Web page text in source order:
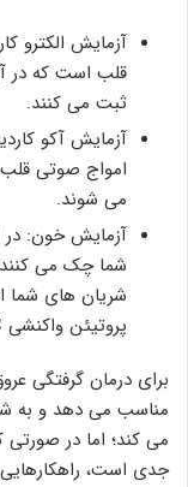
آزمایش الکترو
قلب است که در
ثبت می کنند.
آزمایش آکو
امواج صوتی
می شوند.
آزمایش خون: در
شما چک می کنند
شریان های شما
پروتیئن واکنشی C در خونتان می پردازند.
برای درمان گرفتگی
مناسب می دهد و به
می کند؛ اما در صورتی
جدی است، راهکارهایی